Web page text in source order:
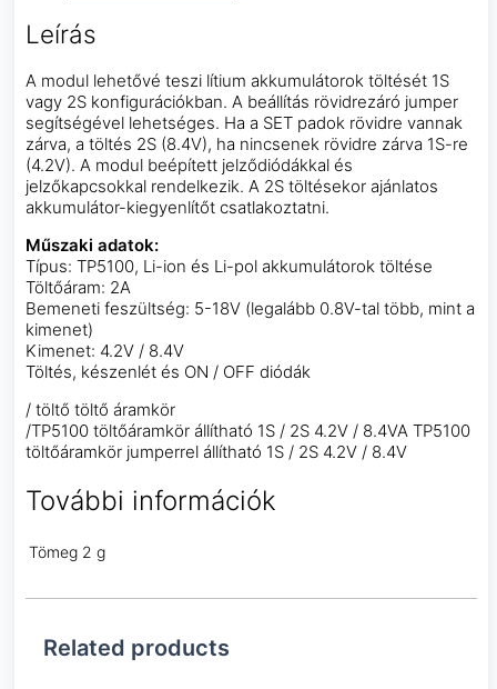
Leírás
A modul lehetővé teszi lítium akkumulátorok töltését 1S
vagy 2S konfigurációkban. A beállítás rövidrezáró jumper
segítségével lehetséges. Ha a SET padok rövidre vannak
zárva, a töltés 2S (8.4V), ha nincsenek rövidre zárva 1S-re
(4.2V). A modul beépített jelződiódákkal és
jelzőkapcsokkal rendelkezik. A 2S töltésekor ajánlatos
akkumulátor-kiegyenlítőt csatlakoztatni.
Műszaki adatok:
Típus: TP5100, Li-ion és Li-pol akkumulátorok töltése
Töltőáram: 2A
Bemeneti feszültség: 5-18V (legalább 0.8V-tal több, mint a
kimenet)
Kimenet: 4.2V / 8.4V
Töltés, készenlét és ON / OFF diódák
/ töltő töltő áramkör
/TP5100 töltőáramkör állítható 1S / 2S 4.2V / 8.4VA TP5100
töltőáramkör jumperrel állítható 1S / 2S 4.2V / 8.4V
További információk
Tömeg 2 g
Related products